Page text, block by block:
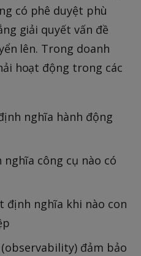
có phê duyệt phù
giải quyết vấn đề
lên. Trong doanh
hoạt động trong các
nghĩa hành động
nghĩa công cụ nào có
định nghĩa khi nào con
đảm bảo